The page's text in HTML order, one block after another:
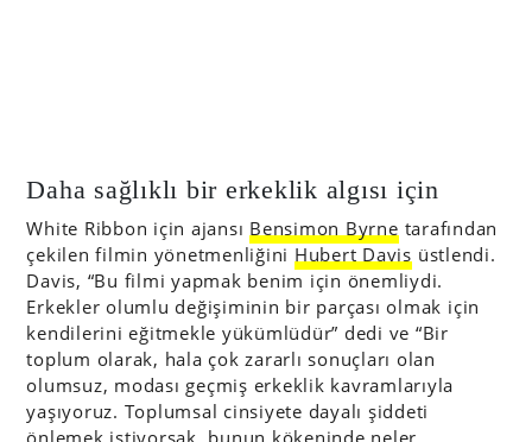
Daha sağlıklı bir erkeklik algısı için
White Ribbon için ajansı Bensimon Byrne tarafından
çekilen filmin yönetmenliğini Hubert Davis üstlendi.
Davis, “Bu filmi yapmak benim için önemliydi.
Erkekler olumlu değişiminin bir parçası olmak için
kendilerini eğitmekle yükümlüdür” dedi ve “Bir
toplum olarak, hala çok zararlı sonuçları olan
olumsuz, modası geçmiş erkeklik kavramlarıyla
yaşıyoruz. Toplumsal cinsiyete dayalı şiddeti
önlemek istiyorsak, bunun kökeninde neler